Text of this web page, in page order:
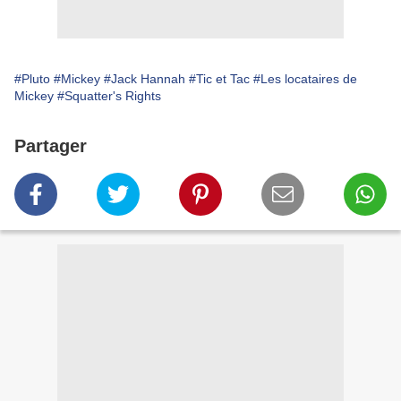
#Pluto #Mickey #Jack Hannah #Tic et Tac #Les locataires de
Mickey #Squatter's Rights
Partager